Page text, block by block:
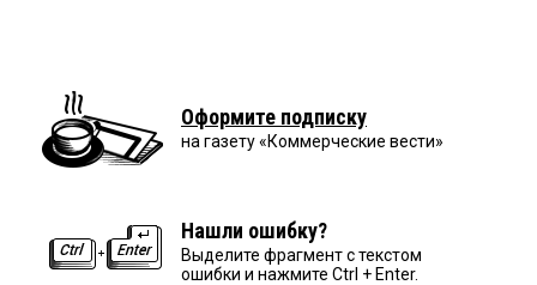
Оформите подписку
на газету «Коммерческие вести»
Нашли ошибку?
Выделите фрагмент с текстом
ошибки и нажмите Ctrl + Enter.